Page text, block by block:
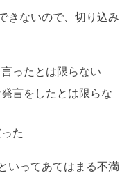
きないので、切り込み
ったとは限らない
言をしたとは限らな
た
いってあてはまる不満